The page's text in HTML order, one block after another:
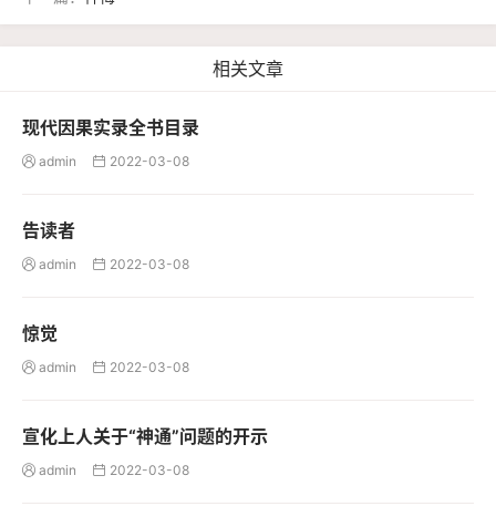
相关文章
现代因果实录全书目录
 admin  2022-03-08
告读者
 admin  2022-03-08
惊觉
 admin  2022-03-08
宣化上人关于“神通”问题的开示
 admin  2022-03-08